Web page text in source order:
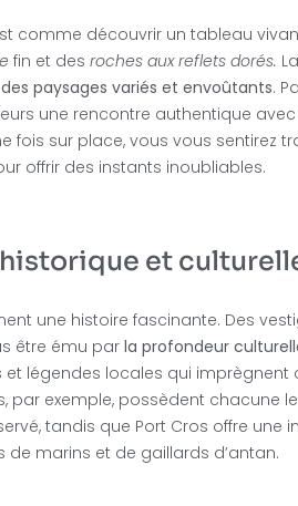
comme découvrir un tableau
fin et des roches aux reflets dorés.
des paysages variés et envoûtants.
une rencontre authentique
fois sur place, vous vous sentirez
offrir des instants inoubliables.
et
une histoire fascinante. Des
être ému par la profondeur
et légendes locales qui
par exemple, possèdent chacune
tandis que Port Cros offre une
de marins et de gaillards d’antan.